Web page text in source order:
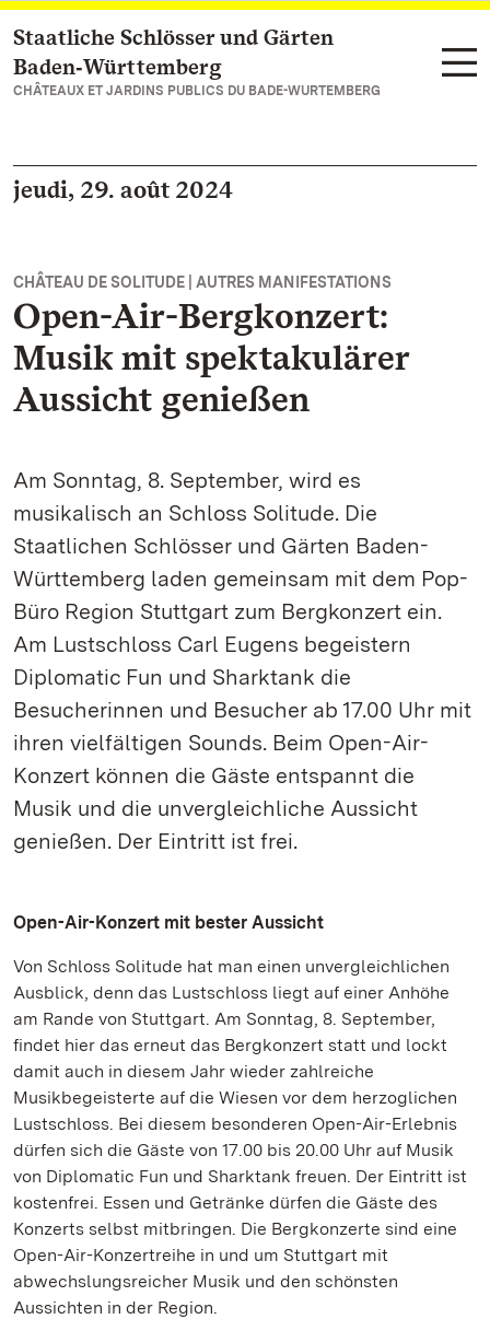
Vers la page d’accueil
Staatliche Schlösser und Gärten
Baden‑Württemberg
CHÂTEAUX ET JARDINS PUBLICS DU BADE-WURTEMBERG
jeudi, 29. août 2024
CHÂTEAU DE SOLITUDE | AUTRES MANIFESTATIONS
Open-Air-Bergkonzert:
Musik mit spektakulärer
Aussicht genießen
Am Sonntag, 8. September, wird es
musikalisch an Schloss Solitude. Die
Staatlichen Schlösser und Gärten Baden-
Württemberg laden gemeinsam mit dem Pop-
Büro Region Stuttgart zum Bergkonzert ein.
Am Lustschloss Carl Eugens begeistern
Diplomatic Fun und Sharktank die
Besucherinnen und Besucher ab 17.00 Uhr mit
ihren vielfältigen Sounds. Beim Open-Air-
Konzert können die Gäste entspannt die
Musik und die unvergleichliche Aussicht
genießen. Der Eintritt ist frei.
Open-Air-Konzert mit bester Aussicht
Von Schloss Solitude hat man einen unvergleichlichen
Ausblick, denn das Lustschloss liegt auf einer Anhöhe
am Rande von Stuttgart. Am Sonntag, 8. September,
findet hier das erneut das Bergkonzert statt und lockt
damit auch in diesem Jahr wieder zahlreiche
Musikbegeisterte auf die Wiesen vor dem herzoglichen
Lustschloss. Bei diesem besonderen Open-Air-Erlebnis
dürfen sich die Gäste von 17.00 bis 20.00 Uhr auf Musik
von Diplomatic Fun und Sharktank freuen. Der Eintritt ist
kostenfrei. Essen und Getränke dürfen die Gäste des
Konzerts selbst mitbringen. Die Bergkonzerte sind eine
Open-Air-Konzertreihe in und um Stuttgart mit
abwechslungsreicher Musik und den schönsten
Aussichten in der Region.